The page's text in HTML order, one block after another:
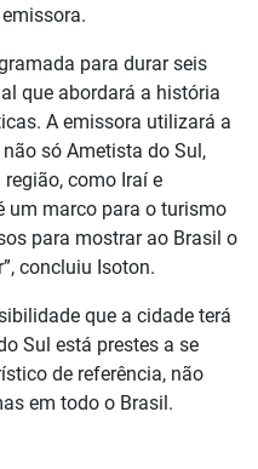
para durar seis
que abordará a história
A emissora utilizará a
só Ametista do Sul,
como Iraí e
um marco para o turismo
para mostrar ao Brasil o
concluiu Isoton.
que a cidade terá
Sul está prestes a se
de referência, não
em todo o Brasil.